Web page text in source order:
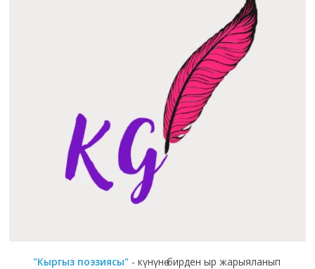
"Кыргыз поэзиясы" - күнүнө бирден ыр жарыяланып